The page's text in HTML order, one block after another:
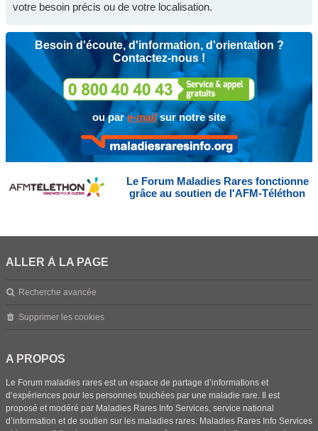
votre besoin précis ou de votre localisation.
Besoin d'écoute, d'information, d'orientation ?
Contactez-nous !
ou pare-mailsur notre site
Le Forum Maladies Rares fonctionne
grâce au soutien de l'AFM-Téléthon
ALLER À LA PAGE
Recherche avancée
Supprimer les cookies
A PROPOS
Le Forum maladies rares est un espace de partage d’informations et
d’expériences pour les personnes touchées par une maladie rare. Il est
proposé et modéré par Maladies Rares Info Services, service national
d’information et de soutien sur les maladies rares. Maladies Rares Info Services